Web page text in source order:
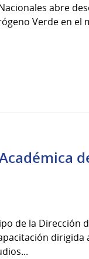
abre
Verde en el
de la Dirección